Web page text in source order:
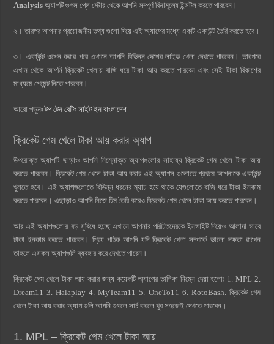
Analysis অ্যাপটি গুগল প্লে স্টোর থেকে আপনি সম্পূর্ণ বিনামূল্যে ইন্সটল করতে পারবেন।
২। তারপর আপনার প্রয়োজনীয় তথ্য গুলো দিয়ে এই অ্যাপের মধ্যে একটি একাউন্ট তৈরি করতে হবে।
৩। একাউন্ট ওপেন করার পরে এখানে আপনি বিভিন্ন দেশের লাইভ খেলা দেখতে পারবেন। তারপরে
এখান থেকে আপনি ক্রিকেট খেলায় বাজি ধরে টাকা আয় করতে পারবেন এবং সেই টাকা বিকাশের
মাধ্যমে পেমেন্ট নিতে পারবেন।
আরো পড়ুনঃটপ টেন বেটিং সাইট ইন বাংলাদেশ
ক্রিকেট গেম খেলে টাকা আয় করার অ্যাপ
উপরোক্ত অ্যাপটি ছাড়াও আপনি নিম্নোক্ত অ্যাপগুলোর সাহায্য ক্রিকেট গেম খেলে টাকা আয়
করতে পারবেন। ক্রিকেট গেম খেলে টাকা আয় করার এই অ্যাপস গুলোতে প্রথমে আপনাকে একাউন্ট
খুলতে হবে। এই অ্যাপগুলোতে বিভিন্ন ধরনের ম্যাচ হয়ে থাকে যেগুলোতে বাজি ধরে টাকা ইনকাম
করতে পারবেন। এছাড়াও আপনি নিজে টিম তৈরি করেও ক্রিকেট গেম খেলে টাকা আয় করতে পারবেন।
আর এই অ্যাপগুলোর বড় সুবিধে হচ্ছে এখানে আপনার পরিচিতদেরকে ইনভাইট দিয়েও আলাদা ভাবে
টাকা ইনকাম করতে পারবেন। প্রিয় পাঠক আপনি যদি ক্রিকেট খেলা সম্পর্কে ভালো দক্ষতা রাখেন
তাহলে এসকল অ্যাপগুলি ব্যবহার করে দেখতে পারেন।
ক্রিকেট গেম খেলে টাকা আয় করার জন্য কয়েকটি অ্যাপের তালিকা নিম্নে দেয়া হলোঃ 1. MPL 2.
Dream11 3. Halaplay 4. MyTeam11 5. OneTo11 6. RotoBash. ক্রিকেট গেম
খেলে টাকা আয় করার অ্যাপ গুলি আপনি গুগলে সার্চ করলে খুব সহজেই দেখতে পারবেন।
1. MPL – ক্রিকেট গেম খেলে টাকা আয়